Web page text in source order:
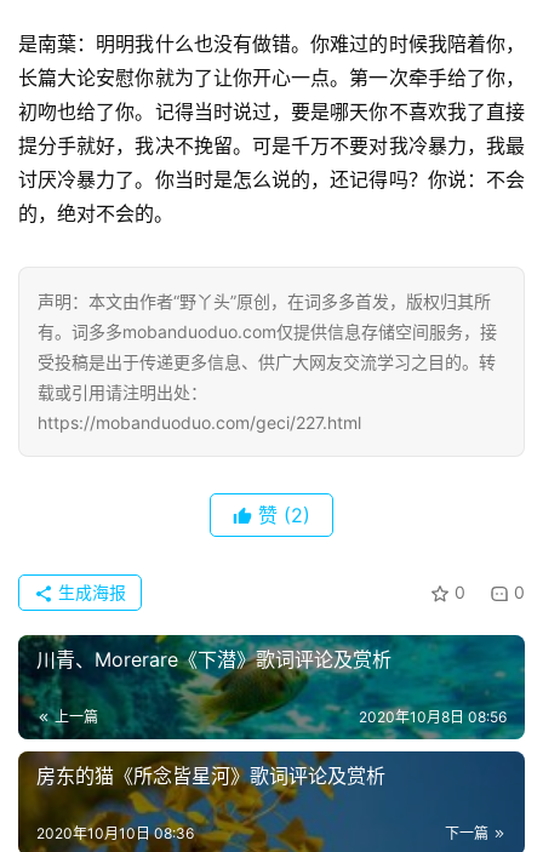
首
页
好
句
经
典
歌
词
古
是南葉：明明我什么也没有做错。你难过的时候我陪着你，
长篇大论安慰你就为了让你开心一点。第一次牵手给了你，
初吻也给了你。记得当时说过，要是哪天你不喜欢我了直接
提分手就好，我决不挽留。可是千万不要对我冷暴力，我最
讨厌冷暴力了。你当时是怎么说的，还记得吗？你说：不会
的，绝对不会的。
声明：本文由作者“野丫头”原创，在词多多首发，版权归其所
有。词多多mobanduoduo.com仅提供信息存储空间服务，接
受投稿是出于传递更多信息、供广大网友交流学习之目的。转
载或引用请注明出处：
https://mobanduoduo.com/geci/227.html
赞 (2)
0 0
生成海报
川青、Morerare《下潜》歌词评论及赏析
上一篇 2020年10月8日 08:56
房东的猫《所念皆星河》歌词评论及赏析
下一篇
2020年10月10日 08:36